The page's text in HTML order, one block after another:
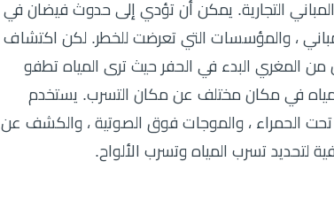
التجارية. يمكن أن تؤدي إلى حدوث فيضان في
، والمؤسسات التي تعرضت للخطر. لكن اكتشاف
المغري البدء في الحفر حيث ترى المياه تطفو
في مكان مختلف عن مكان التسرب. يستخدم
تحت الحمراء ، والموجات فوق الصوتية ، والكشف عن
لتحديد تسرب المياه وتسرب الألواح.